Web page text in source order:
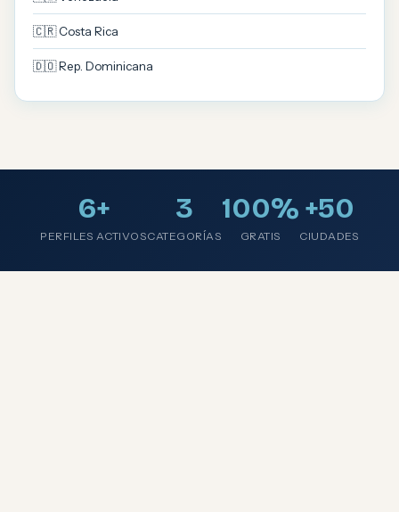
🇨🇷 Costa Rica
🇩🇴 Rep. Dominicana
6+
PERFILES ACTIVOS
3
CATEGORÍAS
100%
GRATIS
+50
CIUDADES